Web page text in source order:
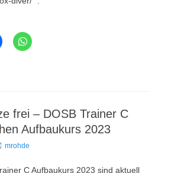
frei – DOSB Trainer C
Aufbaukurs 2023
mrohde
C Aufbaukurs 2023 sind aktuell